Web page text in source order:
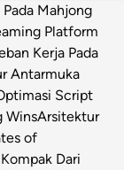
Mahjong
Platform
Kerja Pada
Antarmuka
Script
WinsArsitektur
of
Dari